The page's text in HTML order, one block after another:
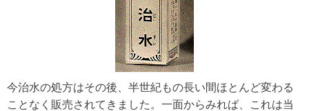
今治水の処方はその後、半世紀もの長い間ほとんど変わる
ことなく販売されてきました。一面からみれば、これは当